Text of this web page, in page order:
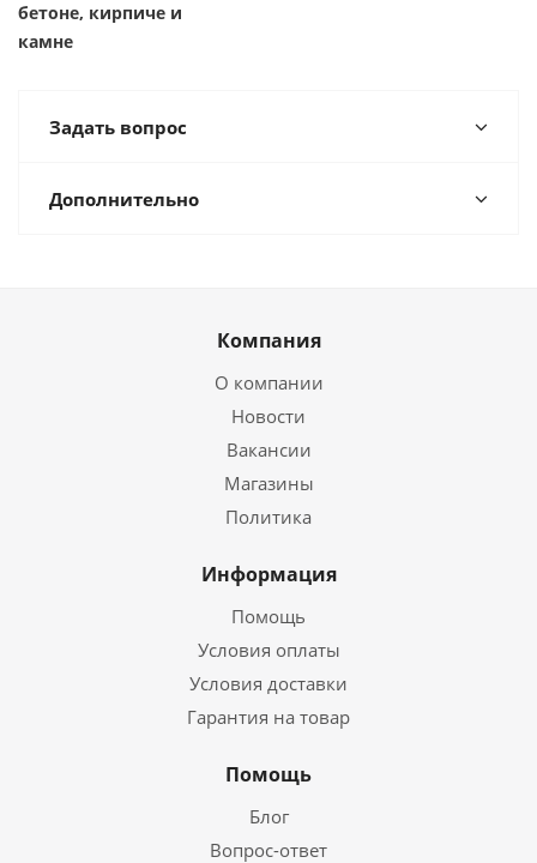
бетоне, кирпиче и
камне
Задать вопрос
Дополнительно
Компания
О компании
Новости
Вакансии
Магазины
Политика
Информация
Помощь
Условия оплаты
Условия доставки
Гарантия на товар
Помощь
Блог
Вопрос-ответ